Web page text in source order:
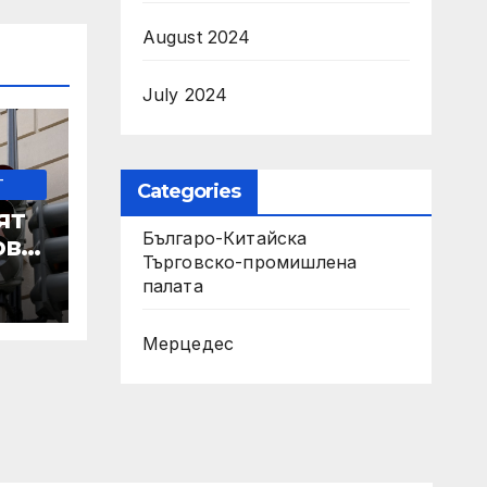
August 2024
July 2024
Categories
Българо-Китайска
Търговско-промишлена
палaта
Мерцедес